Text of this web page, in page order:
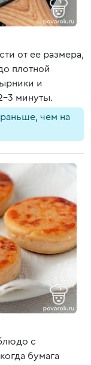
от ее размера,
плотной
и
3 минуты.
чем на
с
бумага